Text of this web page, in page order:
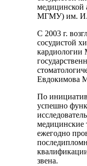
медицинской
МГМУ) им.
С 2003 г.
сосудистой
кардиологии
Евдокимова
По
успешно
медицинские
ежегодно
звена.